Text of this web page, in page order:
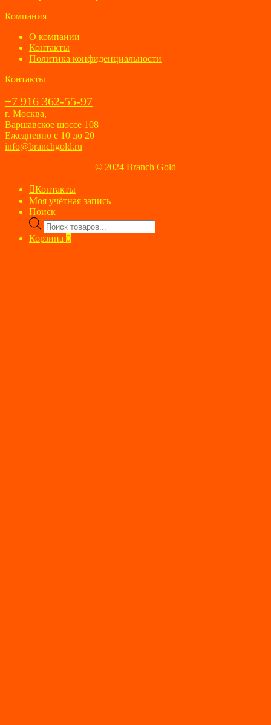
Компания
О компании
Контакты
Политика конфиденциальности
Контакты
+7 916 362-55-97
г. Москва,
Варшавское шоссе 108
Ежедневно с 10 до 20
info@branchgold.ru
© 2024 Branch Gold
Контакты
Моя учётная запись
Поиск
Поиск
товаров
Корзина 0